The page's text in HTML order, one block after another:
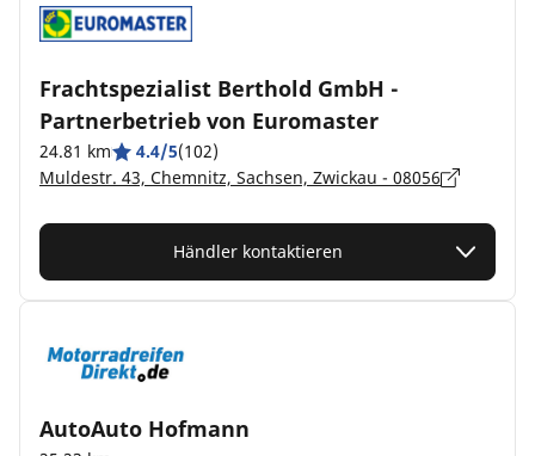
Frachtspezialist Berthold GmbH -
Partnerbetrieb von Euromaster
24.81 km 4.4/5(102)
Muldestr. 43, Chemnitz, Sachsen, Zwickau - 08056
Händler kontaktieren
AutoAuto Hofmann